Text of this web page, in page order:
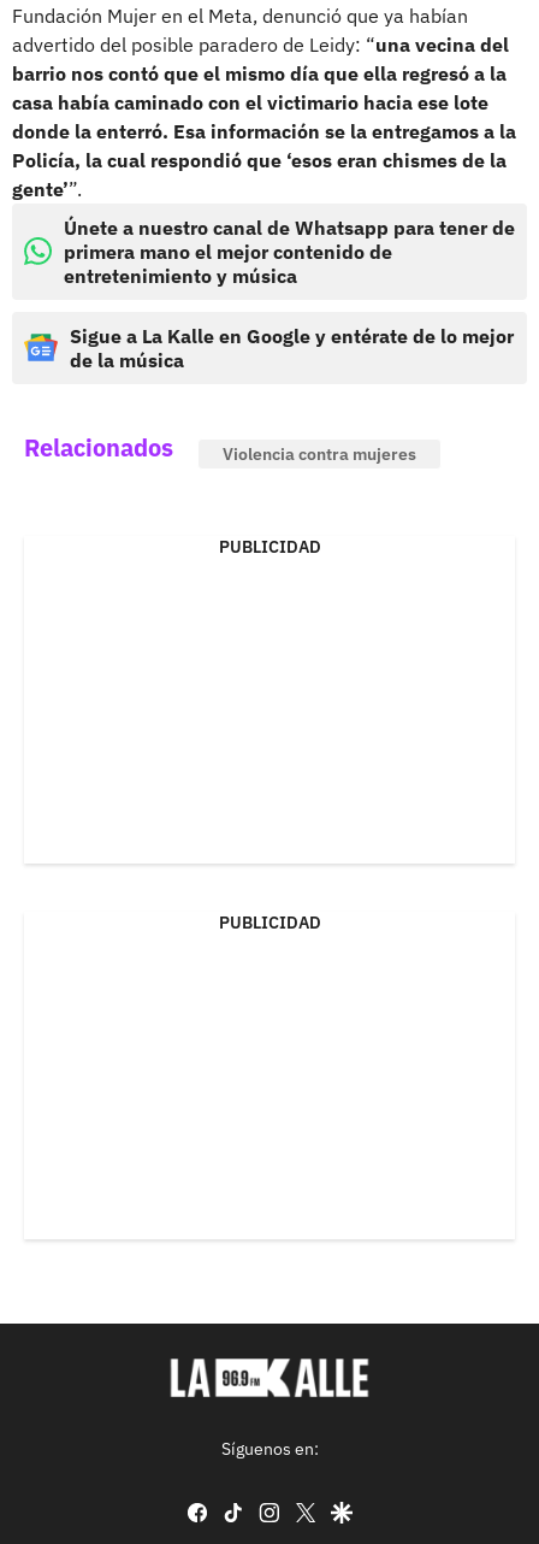
Fundación Mujer en el Meta, denunció que ya habían
advertido del posible paradero de Leidy: “una vecina del
barrio nos contó que el mismo día que ella regresó a la
casa había caminado con el victimario hacia ese lote
donde la enterró. Esa información se la entregamos a la
Policía, la cual respondió que ‘esos eran chismes de la
gente’”.
Únete a nuestro canal de Whatsapp para tener de
primera mano el mejor contenido de
entretenimiento y música
Sigue a La Kalle en Google y entérate de lo mejor
de la música
Relacionados Violencia contra mujeres
PUBLICIDAD
PUBLICIDAD
Síguenos en:
facebook
tiktok instagram
twittergoogle